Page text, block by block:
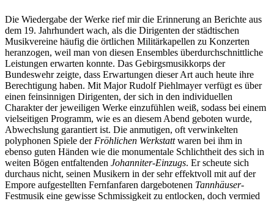
Die Wiedergabe der Werke rief mir die Erinnerung an Berichte aus
dem 19. Jahrhundert wach, als die Dirigenten der städtischen
Musikvereine häufig die örtlichen Militärkapellen zu Konzerten
heranzogen, weil man von diesen Ensembles überdurchschnittliche
Leistungen erwarten konnte. Das Gebirgsmusikkorps der
Bundeswehr zeigte, dass Erwartungen dieser Art auch heute ihre
Berechtigung haben. Mit Major Rudolf Piehlmayer verfügt es über
einen feinsinnigen Dirigenten, der sich in den individuellen
Charakter der jeweiligen Werke einzufühlen weiß, sodass bei einem
vielseitigen Programm, wie es an diesem Abend geboten wurde,
Abwechslung garantiert ist. Die anmutigen, oft verwinkelten
polyphonen Spiele der Fröhlichen Werkstattwaren bei ihm in
ebenso guten Händen wie die monumentale Schlichtheit des sich in
weiten Bögen entfaltenden Johanniter-Einzugs. Er scheute sich
durchaus nicht, seinen Musikern in der sehr effektvoll mit auf der
Empore aufgestellten Fernfanfaren dargebotenen Tannhäuser-
Festmusik eine gewisse Schmissigkeit zu entlocken, doch vermied